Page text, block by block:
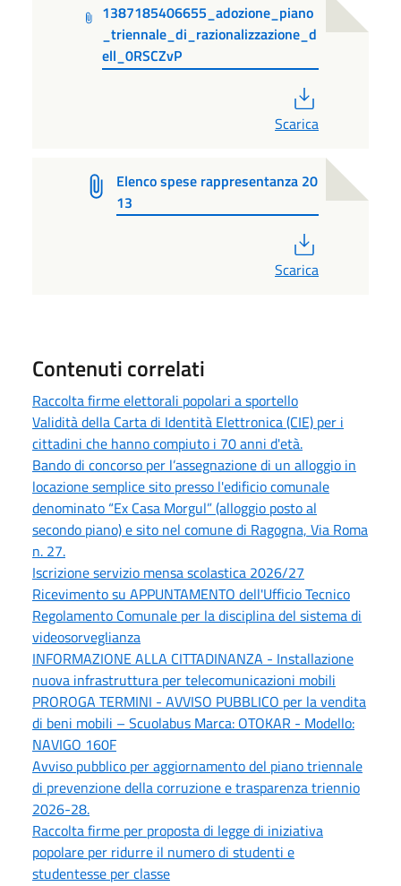
1387185406655_adozione_piano
_triennale_di_razionalizzazione_d
ell_0RSCZvP
Scarica
Elenco spese rappresentanza 20
13
Scarica
Contenuti correlati
Raccolta firme elettorali popolari a sportello
Validità della Carta di Identità Elettronica (CIE) per i
cittadini che hanno compiuto i 70 anni d'età.
Bando di concorso per l’assegnazione di un alloggio in
locazione semplice sito presso l'edificio comunale
denominato “Ex Casa Morgul” (alloggio posto al
secondo piano) e sito nel comune di Ragogna, Via Roma
n. 27.
Iscrizione servizio mensa scolastica 2026/27
Ricevimento su APPUNTAMENTO dell'Ufficio Tecnico
Regolamento Comunale per la disciplina del sistema di
videosorveglianza
INFORMAZIONE ALLA CITTADINANZA - Installazione
nuova infrastruttura per telecomunicazioni mobili
PROROGA TERMINI - AVVISO PUBBLICO per la vendita
di beni mobili – Scuolabus Marca: OTOKAR - Modello:
NAVIGO 160F
Avviso pubblico per aggiornamento del piano triennale
di prevenzione della corruzione e trasparenza triennio
2026-28.
Raccolta firme per proposta di legge di iniziativa
popolare per ridurre il numero di studenti e
studentesse per classe